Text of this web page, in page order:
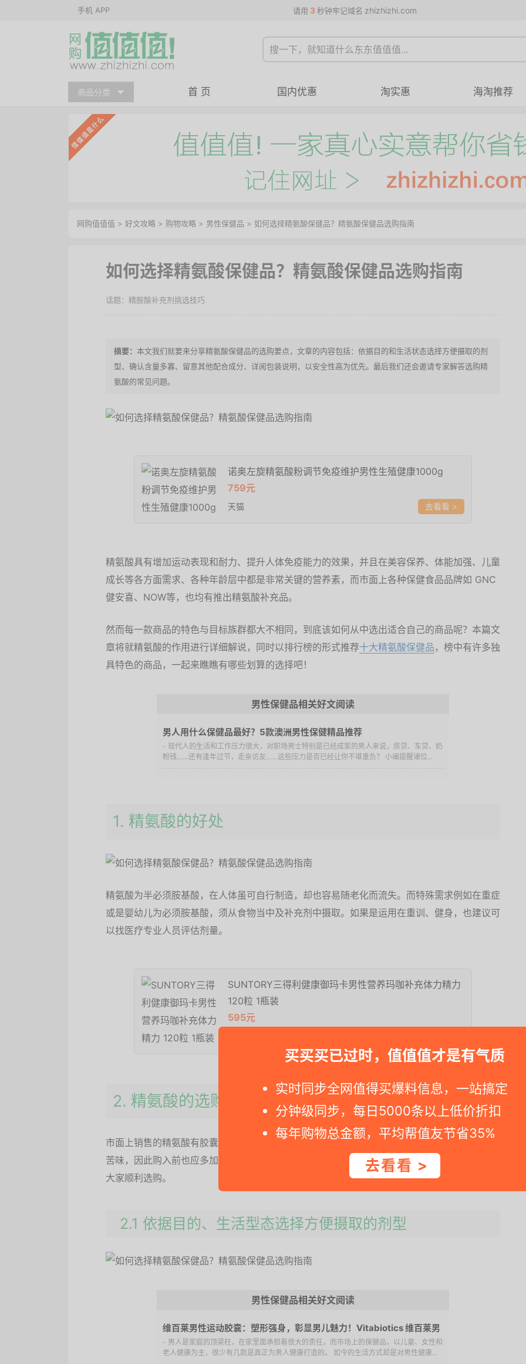
手机 APP 请用 3 秒钟牢记域名 zhizhizhi.com
商品分类 首 页 国内优惠 淘实惠 海淘推荐
买买买已过时，值值值才是有气质
实时同步全网值得买爆料信息，一站搞定
分钟级同步，每日5000条以上低价折扣
每年购物总金额，平均帮值友节省35%
去看看 >
网购值值值 > 好文攻略 > 购物攻略 > 男性保健品 > 如何选择精氨酸保健品？精氨酸保健品选购指南
如何选择精氨酸保健品？精氨酸保健品选购指南
精胺酸补充剂挑选技巧
本文我们就要来分享精氨酸保健品的选购要点，文章的内容包括：依据目的和生活状态选择方便摄取的剂
型、确认含量多寡、留意其他配合成分、详阅包装说明，以安全性高为优先。最后我们还会邀请专家解答选购精
氨酸的常见问题。
诺奥左旋精氨酸粉调节免疫维护男性生殖健康1000g
759元
天猫 >
精氨酸具有增加运动表现和耐力、提升人体免疫能力的效果，并且在美容保养、体能加强、儿童
成长等各方面需求、各种年龄层中都是非常关键的营养素，而市面上各种保健食品品牌如 GNC
健安喜、NOW等，也均有推出精氨酸补充品。
然而每一款商品的特色与目标族群都大不相同，到底该如何从中选出适合自己的商品呢？本篇文
章将就精氨酸的作用进行详细解说，同时以排行榜的形式推荐十大精氨酸保健品 ，榜中有许多独
具特色的商品，一起来瞧瞧有哪些划算的选择吧！
男性保健品相关好文阅读
男人用什么保健品最好？5款澳洲男性保健精品推荐
- 现代人的生活和工作压力很大，对职场男士特别是已经成家的男人来说，房贷、车贷、奶
粉钱……还有逢年过节，走亲访友……这些压力是否已经让你不堪重负？ 小编提醒诸位...
1. 精氨酸的好处
精氨酸为半必须胺基酸，在人体虽可自行制造，却也容易随老化而流失。而特殊需求例如在重症
或是婴幼儿为必须胺基酸，须从食物当中及补充剂中摄取。如果是运用在重训、健身，也建议可
以找医疗专业人员评估剂量。
SUNTORY三得利健康御玛卡男性营养玛咖补充体力精力
120粒 1瓶装
595元
2. 精氨酸的选购要点
市面上销售的精氨酸有胶囊和粉末等等各种型态，然而不管是哪种型态的精氨酸都有一股独特的
苦味，因此购入前也应多加注意食品的适口性等细节。本段会将选购时应注意的事项列出，帮助
大家顺利选购。
2.1 依据目的、生活型态选择方便摄取的剂型
男性保健品相关好文阅读
维百莱男性运动胶囊：塑形强身，彰显男儿魅力！Vitabiotics 维百莱男
性保健精品推荐！
- 男人是家庭的顶梁柱，在家里面承担着很大的责任，而市场上的保健品，以儿童、女性和
老人健康为主，很少有几款是真正为男人健康打造的。 如今的生活方式却是对男性健康...